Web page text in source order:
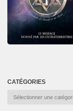
CATÉGORIES
Catégories